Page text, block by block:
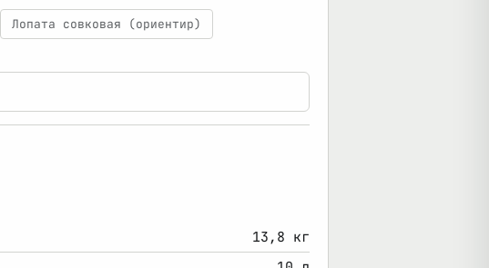
Лопата совковая (ориентир)
13,8 кг